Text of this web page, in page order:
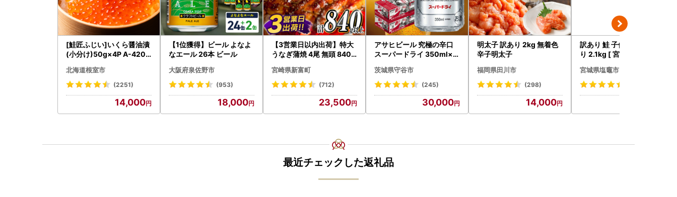
[鮭匠ふじい]いくら醤油漬
(小分け)50g×4P A-4209
北海道根室市
(2251)
14,000
【1位獲得】ビール よなよ
なエール 26本 ビール
大阪府泉佐野市
(953)
18,000
【3営業日以内出荷】特大
うなぎ蒲焼 4尾 無頭 840g
宮崎県新富町
(712)
23,500
アサヒビール 究極の辛口
スーパードライ 350ml×4
茨城県守谷市
(245)
30,000
明太子 訳あり 2kg 無着色
辛子明太子
福岡県田川市
(298)
14,000
訳あり 鮭 子供も安心 骨取
り 2.1kg [ 宮城県 塩竈市 ]
宮城県塩竈市
最近チェックした返礼品